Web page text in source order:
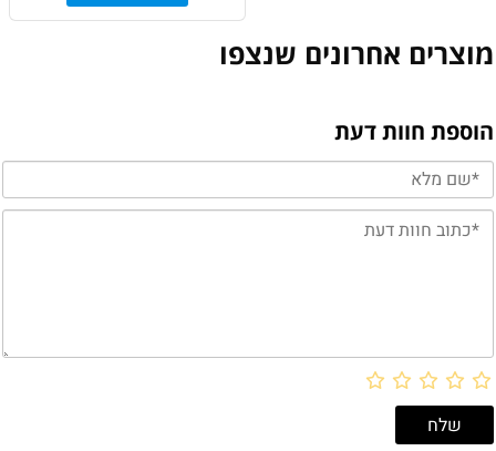
מוצרים אחרונים שנצפו
הוספת חוות דעת